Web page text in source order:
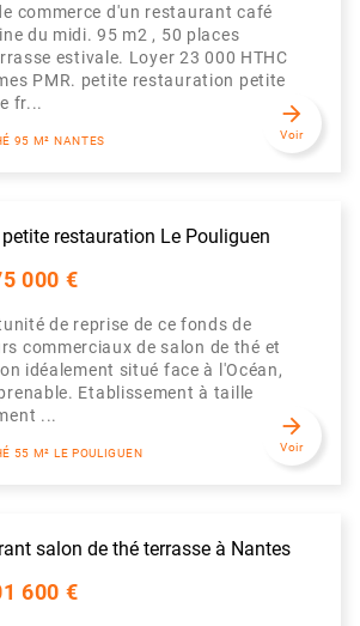
commerce d'un restaurant café
du midi. 95 m2 , 50 places
estivale. Loyer 23 000 HTHC
PMR. petite restauration petite
fr...
95 M² NANTES
arrow_forward
Voir
restauration Le Pouliguen
000 €
de reprise de ce fonds de
commerciaux de salon de thé et
idéalement situé face à l'Océan,
Etablissement à taille
...
55 M² LE POULIGUEN
arrow_forward
Voir
salon de thé terrasse à Nantes
600 €